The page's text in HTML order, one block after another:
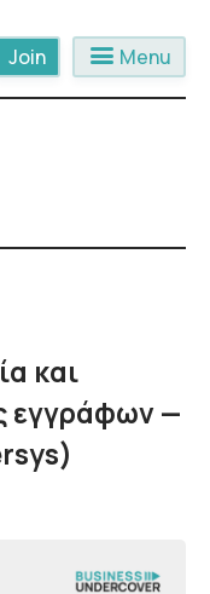
menu Menu
και
εγγράφων —